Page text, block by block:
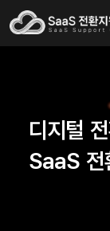
디지털
SaaS 전